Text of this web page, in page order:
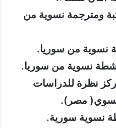
ومترجمة نسوية من
نظرة للدراسات
مصر).